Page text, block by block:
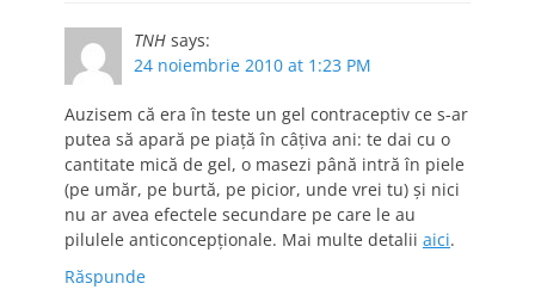
TNH says:
24 noiembrie 2010 at 1:23 PM
Auzisem că era în teste un gel contraceptiv ce s-ar
putea să apară pe piaţă în câţiva ani: te dai cu o
cantitate mică de gel, o masezi până intră în piele
(pe umăr, pe burtă, pe picior, unde vrei tu) şi nici
nu ar avea efectele secundare pe care le au
pilulele anticoncepţionale. Mai multe detalii aici.
Răspunde